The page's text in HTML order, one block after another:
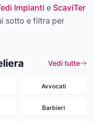
Impianti e ScaviTer
sotto e filtra per
Vedi tutte
Avvocati
Barbieri